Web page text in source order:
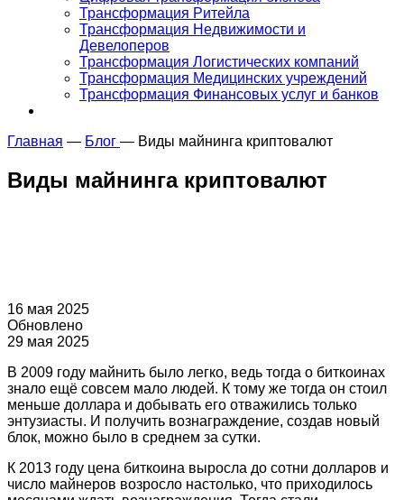
Трансформация Ритейла
Трансформация Недвижимости и
Девелоперов
Трансформация Логистических компаний
Трансформация Медицинских учреждений
Трансформация Финансовых услуг и банков
Главная — Блог — Виды майнинга криптовалют
Виды майнинга криптовалют
16 мая 2025
Обновлено
29 мая 2025
В 2009 году майнить было легко, ведь тогда о биткоинах
знало ещё совсем мало людей. К тому же тогда он стоил
меньше доллара и добывать его отважились только
энтузиасты. И получить вознаграждение, создав новый
блок, можно было в среднем за сутки.
К 2013 году цена биткоина выросла до сотни долларов и
число майнеров возросло настолько, что приходилось